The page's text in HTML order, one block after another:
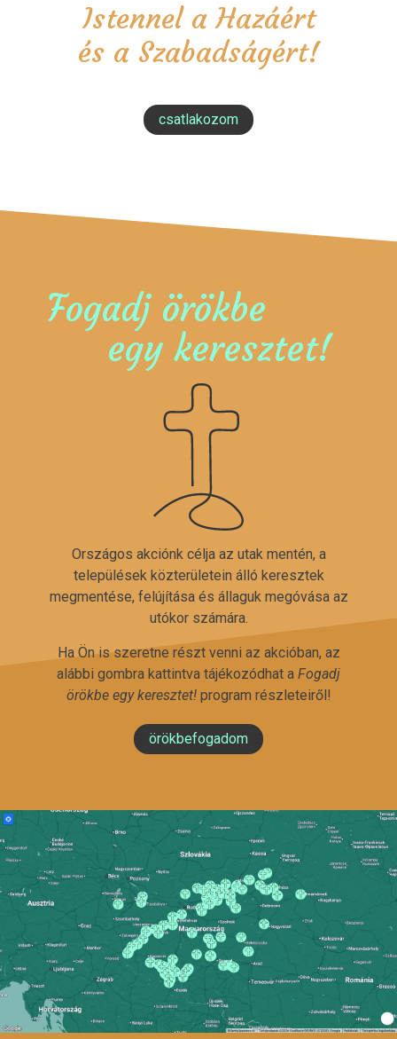
Istennel a Hazáért
és a Szabadságért!
csatlakozom
Fogadj örökbe
egy keresztet!
Országos akciónk célja az utak mentén, a
települések közterületein álló keresztek
megmentése, felújítása és állaguk megóvása az
utókor számára.
Ha Ön is szeretne részt venni az akcióban, az
alábbi gombra kattintva tájékozódhat a Fogadj
örökbe egy keresztet!program részleteiről!
örökbefogadom